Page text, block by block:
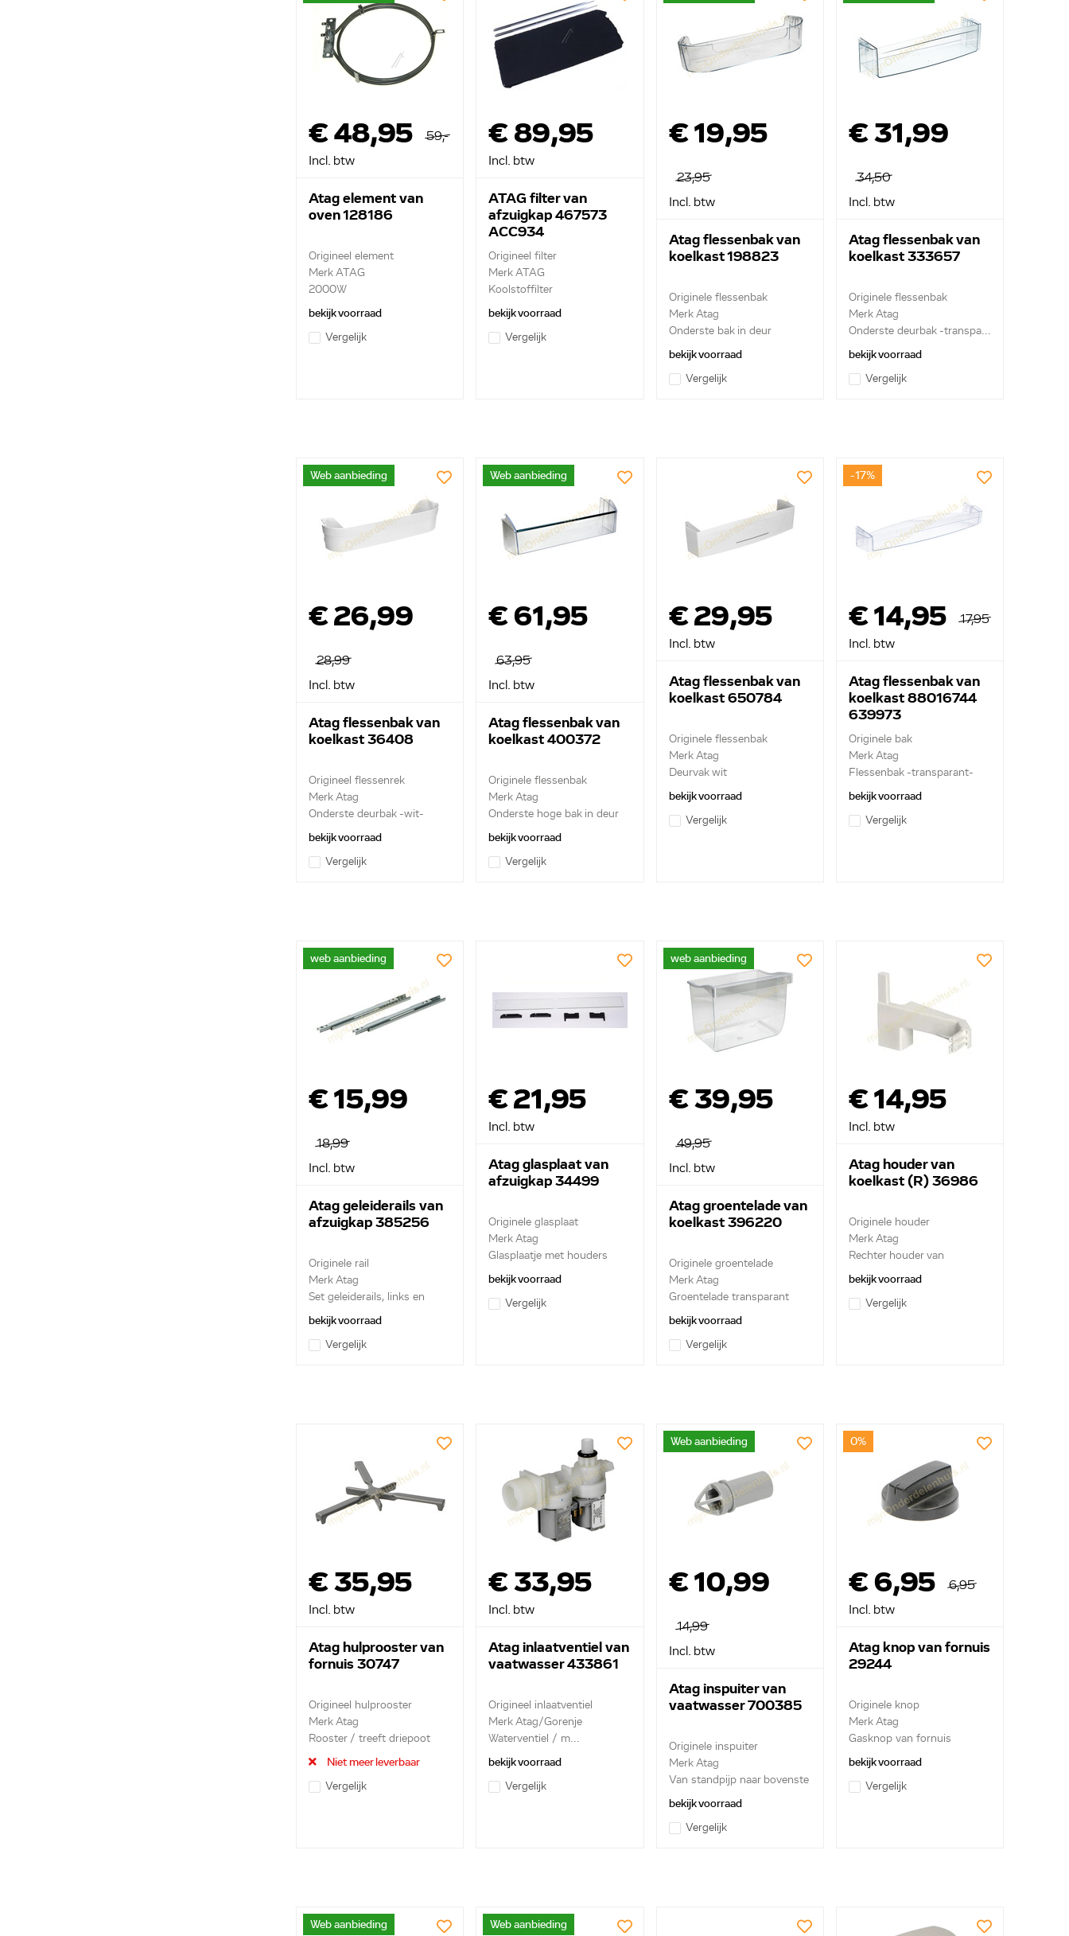
€ 48,95
59,-
Incl. btw
Atag element van
oven 128186
Origineel element
Merk ATAG
2000W
verwarmingselement
bekijk voorraad
Vergelijk
€ 89,95
Incl. btw
ATAG filter van
afzuigkap 467573
ACC934
Origineel filter
Merk ATAG
Koolstoffilter
bekijk voorraad
Vergelijk
€ 19,95
23,95
Incl. btw
Atag flessenbak van
koelkast 198823
Originele flessenbak
Merk Atag
Onderste bak in deur
bekijk voorraad
Vergelijk
€ 31,99
34,50
Incl. btw
Atag flessenbak van
koelkast 333657
Originele flessenbak
Merk Atag
Onderste deurbak -transpa...
bekijk voorraad
Vergelijk
Web aanbieding
€ 26,99
28,99
Incl. btw
Atag flessenbak van
koelkast 36408
Origineel flessenrek
Merk Atag
Onderste deurbak -wit-
bekijk voorraad
Vergelijk
Web aanbieding
€ 61,95
63,95
Incl. btw
Atag flessenbak van
koelkast 400372
Originele flessenbak
Merk Atag
Onderste hoge bak in deur
bekijk voorraad
Vergelijk
€ 29,95
Incl. btw
Atag flessenbak van
koelkast 650784
Originele flessenbak
Merk Atag
Deurvak wit
bekijk voorraad
Vergelijk
-17%
€ 14,95
17,95
Incl. btw
Atag flessenbak van
koelkast 88016744
639973
Originele bak
Merk Atag
Flessenbak -transparant-
bekijk voorraad
Vergelijk
web aanbieding
€ 15,99
18,99
Incl. btw
Atag geleiderails van
afzuigkap 385256
Originele rail
Merk Atag
Set geleiderails, links en
rechts
bekijk voorraad
Vergelijk
€ 21,95
Incl. btw
Atag glasplaat van
afzuigkap 34499
Originele glasplaat
Merk Atag
Glasplaatje met houders
bekijk voorraad
Vergelijk
web aanbieding
€ 39,95
49,95
Incl. btw
Atag groentelade van
koelkast 396220
Originele groentelade
Merk Atag
Groentelade transparant
bekijk voorraad
Vergelijk
€ 14,95
Incl. btw
Atag houder van
koelkast (R) 36986
Originele houder
Merk Atag
Rechter houder van
flessenrek
bekijk voorraad
Vergelijk
€ 35,95
Incl. btw
Atag hulprooster van
fornuis 30747
Origineel hulprooster
Merk Atag
Rooster / treeft driepoot
Niet meer leverbaar
Vergelijk
€ 33,95
Incl. btw
Atag inlaatventiel van
vaatwasser 433861
Origineel inlaatventiel
Merk Atag/Gorenje
Waterventiel / m...
bekijk voorraad
Vergelijk
Web aanbieding
€ 10,99
14,99
Incl. btw
Atag inspuiter van
vaatwasser 700385
Originele inspuiter
Merk Atag
Van standpijp naar bovenste
...
bekijk voorraad
Vergelijk
0%
€ 6,95
6,95
Incl. btw
Atag knop van fornuis
29244
Originele knop
Merk Atag
Gasknop van fornuis
bekijk voorraad
Vergelijk
Web aanbieding Web aanbieding